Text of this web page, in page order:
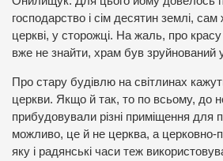
господарство і сім десятин землі,
церкві, у сторожці. На жаль, про
вже не знайти, храм був зруйнований
Про стару будівлю на світлинах
церкви. Якщо й так, то по всьому, до
прибудовували різні приміщення для
можливо, це й не церква, а церковно-
яку і радянські часи теж